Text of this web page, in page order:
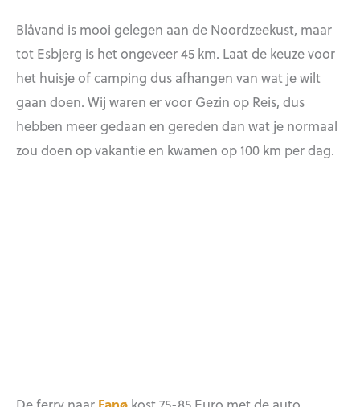
Blåvand is mooi gelegen aan de Noordzeekust, maar
tot Esbjerg is het ongeveer 45 km. Laat de keuze voor
het huisje of camping dus afhangen van wat je wilt
gaan doen. Wij waren er voor Gezin op Reis, dus
hebben meer gedaan en gereden dan wat je normaal
zou doen op vakantie en kwamen op 100 km per dag.